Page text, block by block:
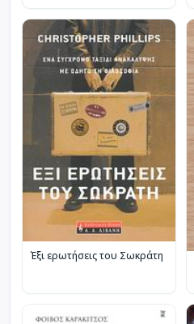
Έξι ερωτήσεις του Σωκράτη